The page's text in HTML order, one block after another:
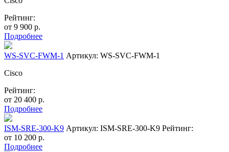
Рейтинг:
от 9 900 р.
Подробнее
WS-SVC-FWM-1 Артикул: WS-SVC-FWM-1
Cisco
Рейтинг:
от 20 400 р.
Подробнее
ISM-SRE-300-K9 Артикул: ISM-SRE-300-K9 Рейтинг:
от 10 200 р.
Подробнее